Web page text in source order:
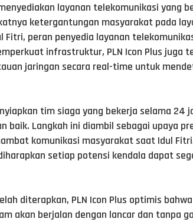
layanan telekomunikasi yang
ketergantungan masyarakat pada
peran penyedia layanan
infrastruktur, PLN Icon Plus juga
jaringan secara real-time untuk
tim siaga yang bekerja selama 24
baik. Langkah ini diambil sebagai upaya
komunikasi masyarakat saat Idul
setiap potensi kendala dapat
diterapkan, PLN Icon Plus optimis
akan berjalan dengan lancar dan tanpa